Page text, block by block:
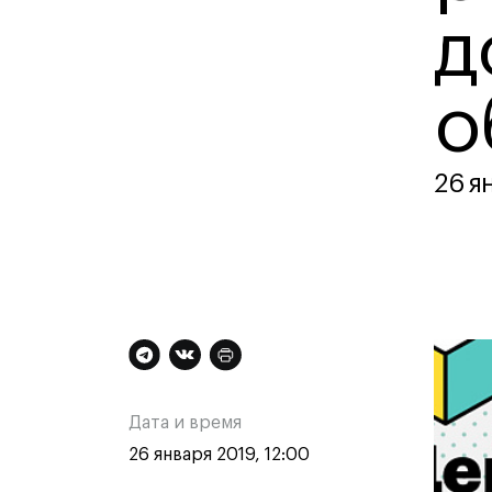
26
Дополнительная
информация
о
Дата и время
26 января 2019, 12:00
о